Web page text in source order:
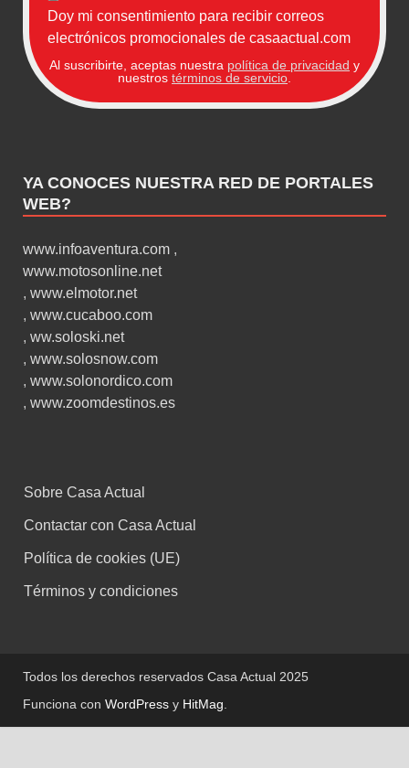
Doy mi consentimiento para recibir correos
electrónicos promocionales de casaactual.com
Al suscribirte, aceptas nuestra política de privacidad y
nuestros términos de servicio
YA CONOCES NUESTRA RED DE PORTALES
WEB?
www.infoaventura.com ,
www.motosonline.net
, www.elmotor.net
, www.cucaboo.com
, ww.soloski.net
, www.solosnow.com
, www.solonordico.com
, www.zoomdestinos.es
Sobre Casa Actual
Contactar con Casa Actual
Política de cookies (UE)
Términos y condiciones
Todos los derechos reservados Casa Actual 2025
Funciona con WordPress y HitMag